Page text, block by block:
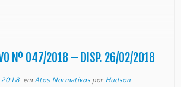
Nº 047/2018 – DISP. 26/02/2018
2018em Atos NormativosporHudson